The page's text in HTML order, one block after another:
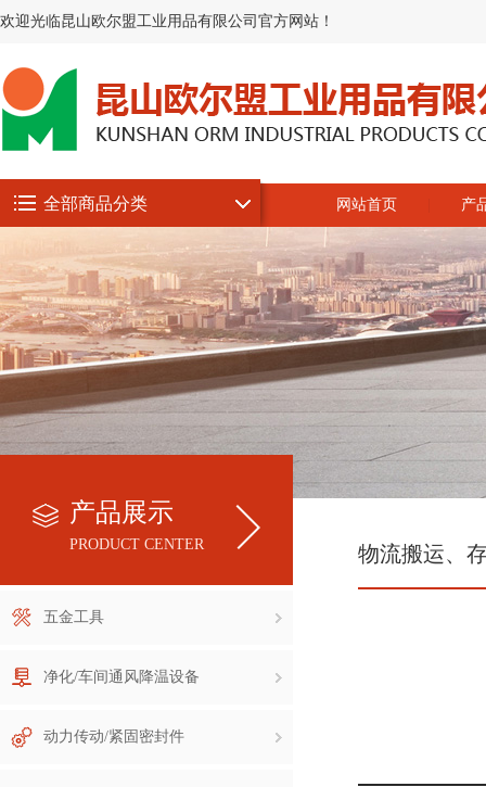
欢迎光临昆山欧尔盟工业用品有限公司官方网站！
全部商品分类 网站首页 产
产品展示
PRODUCT CENTER
五金工具
净化/车间通风降温设备
动力传动/紧固密封件
物流搬运、